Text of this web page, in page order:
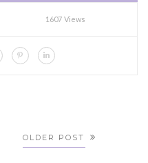
1607 Views
OLDER POST